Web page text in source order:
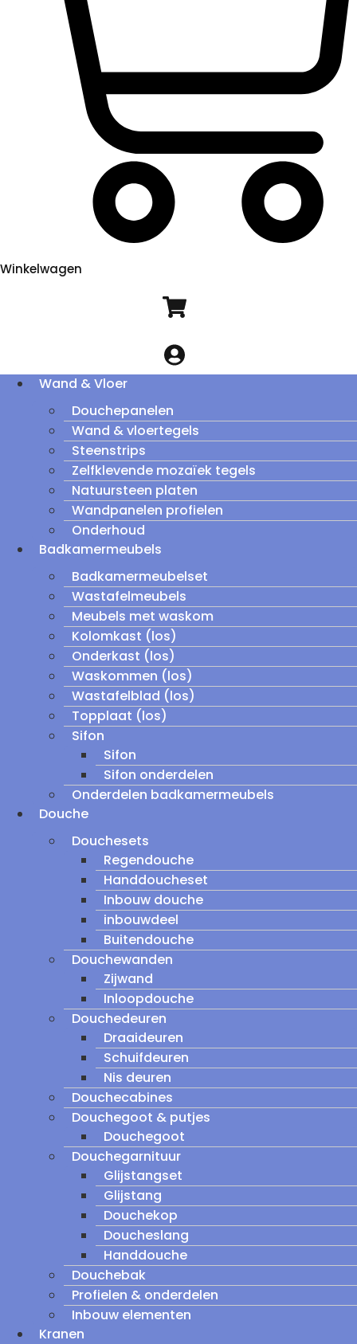
Winkelwagen
Wand & Vloer
Douchepanelen
Wand & vloertegels
Steenstrips
Zelfklevende mozaïek tegels
Natuursteen platen
Wandpanelen profielen
Onderhoud
Badkamermeubels
Badkamermeubelset
Wastafelmeubels
Meubels met waskom
Kolomkast (los)
Onderkast (los)
Waskommen (los)
Wastafelblad (los)
Topplaat (los)
Sifon
Sifon
Sifon onderdelen
Onderdelen badkamermeubels
Douche
Douchesets
Regendouche
Handdoucheset
Inbouw douche
inbouwdeel
Buitendouche
Douchewanden
Zijwand
Inloopdouche
Douchedeuren
Draaideuren
Schuifdeuren
Nis deuren
Douchecabines
Douchegoot & putjes
Douchegoot
Douchegarnituur
Glijstangset
Glijstang
Douchekop
Doucheslang
Handdouche
Douchebak
Profielen & onderdelen
Inbouw elementen
Kranen